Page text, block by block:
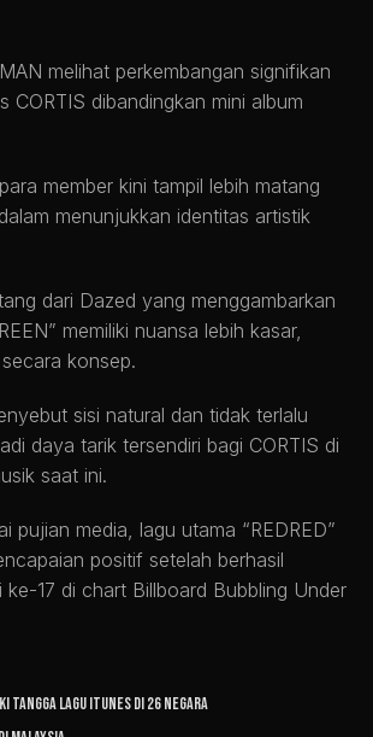
melihat perkembangan signifikan
CORTIS dibandingkan mini album
member kini tampil lebih matang
menunjukkan identitas artistik
dari Dazed yang menggambarkan
memiliki nuansa lebih kasar,
konsep.
sisi natural dan tidak terlalu
daya tarik tersendiri bagi CORTIS di
saat ini.
pujian media, lagu utama “REDRED”
positif setelah berhasil
ke-17 di chart Billboard Bubbling Under
Tangga Lagu iTunes di 26 Negara